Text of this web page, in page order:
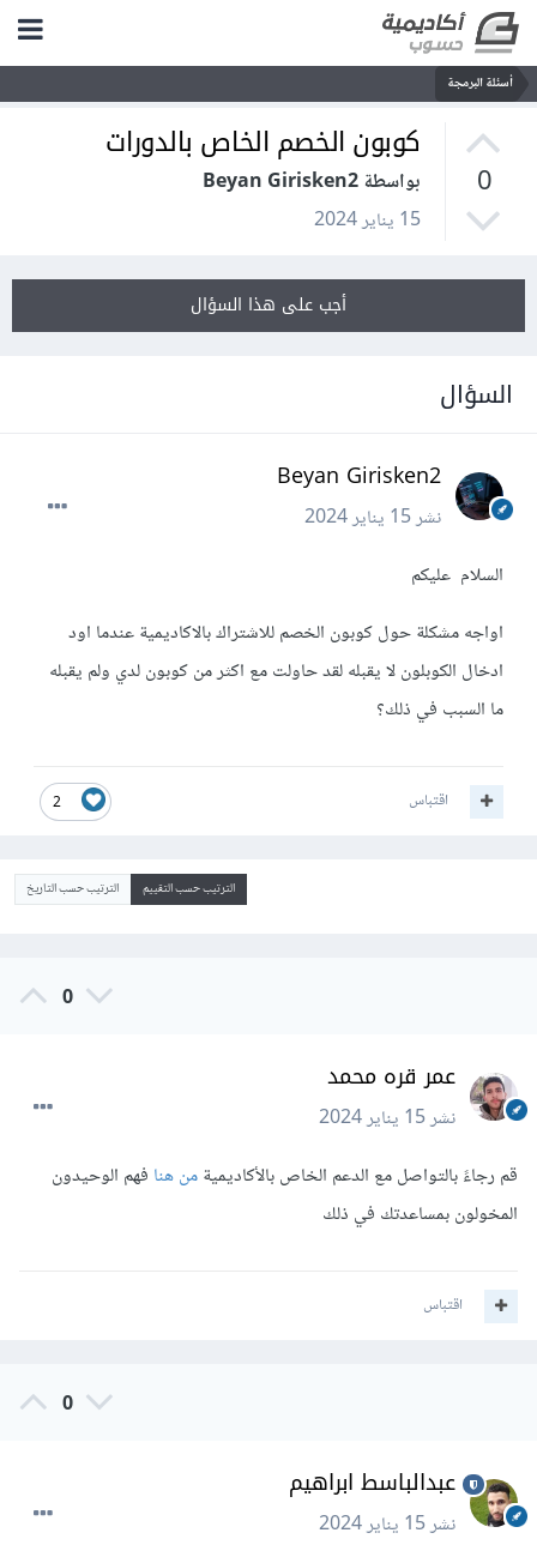
أسئلة البرمجة
0
كوبون الخصم الخاص بالدورات
بواسطة Beyan Girisken2
15 يناير 2024
أجب على هذا السؤال
السؤال
Beyan Girisken2
نشر15 يناير 2024
السلام عليكم
اواجه مشكلة حول كوبون الخصم للاشتراك بالاكاديمية عندما اود
ادخال الكوبلون لا يقبله لقد حاولت مع اكثر من كوبون لدي ولم يقبله
ما السبب في ذلك؟
2 اقتباس
الترتيب حسب التقييم الترتيب حسب التاريخ
0
عمر قره محمد
نشر15 يناير 2024
قم رجاءً بالتواصل مع الدعم الخاص بالأكاديميةمن هنافهم الوحيدون
المخولون بمساعدتك في ذلك
اقتباس
0
عبدالباسط ابراهيم
نشر15 يناير 2024